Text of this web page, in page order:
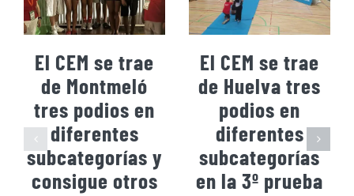
El CEM se trae
de Montmeló
tres podios en
diferentes
subcategorías y
consigue otros
El CEM se trae
de Huelva tres
podios en
diferentes
subcategorías
en la 3º prueba